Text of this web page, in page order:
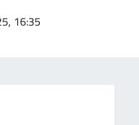
16:35